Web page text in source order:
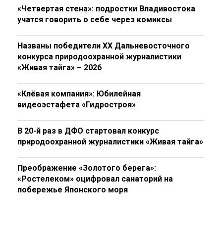
«Четвертая стена»: подростки Владивостока
учатся говорить о себе через комиксы
Названы победители XX Дальневосточного
конкурса природоохранной журналистики
«Живая тайга» – 2026
«Клёвая компания»: Юбилейная
видеоэстафета «Гидростроя»
В 20-й раз в ДФО стартовал конкурс
природоохранной журналистики «Живая тайга»
Преображение «Золотого берега»:
«Ростелеком» оцифровал санаторий на
побережье Японского моря